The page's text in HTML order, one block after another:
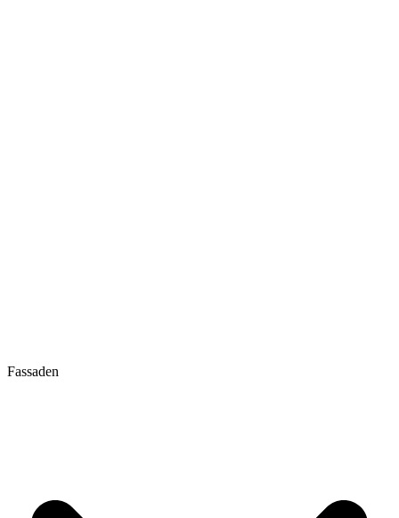
Fassaden